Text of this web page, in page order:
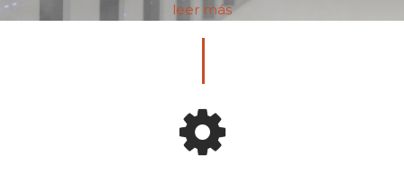
leer más